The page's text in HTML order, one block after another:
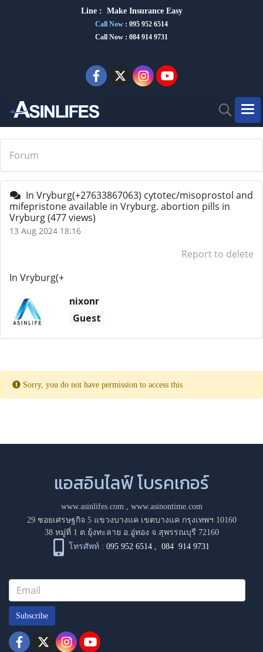
Line : Make Insurance Easy
Call Now : 095 952 6514
Call Now : 084 914 9731
Forum
In Vryburg(+27633867063) cytotec/misoprostol and
mifepristone available in Vryburg. abortion pills in
Vryburg(477 views)
13 Aug 2024 18:16
Report to delete
In Vryburg(+
nixonr
Guest
Sorry, you do not have permission to access this
แอสอินไลฟ์ โบรคเกอร์
www.asinlifes.com, www.asinontime.com
29 ซอยเศรษฐกิจ 5 แขวงบางแค เขตบางแค กรุงเทพฯ 10160
38 หมู่ที่ 1 ต.ยุ้งทะลาย อ.อู่ทอง จ.สุพรรณบุรี 72160
โทรศัพท์ : 095 952 6514 ,084 914 9731
Subscribe